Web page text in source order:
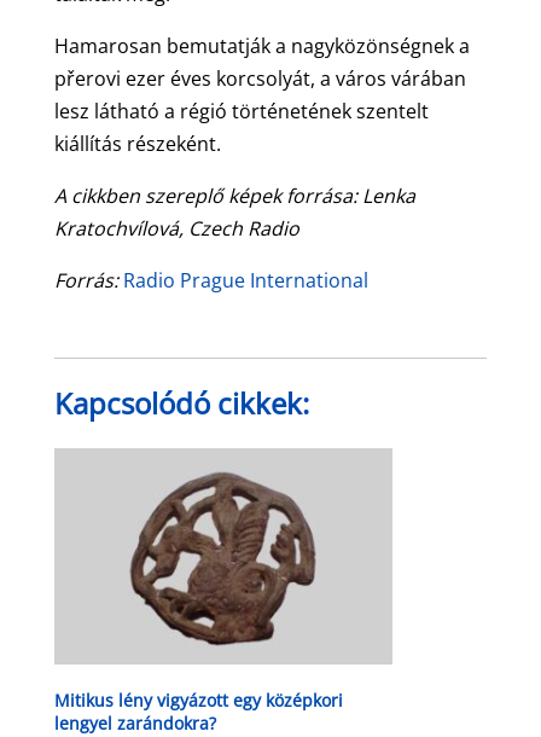
Hamarosan bemutatják a nagyközönségnek a
přerovi ezer éves korcsolyát, a város várában
lesz látható a régió történetének szentelt
kiállítás részeként.
A cikkben szereplő képek forrása:Lenka
Kratochvílová, Czech Radio
Forrás: Radio Prague International
Kapcsolódó cikkek:
Mitikus lény vigyázott egy középkori
lengyel zarándokra?